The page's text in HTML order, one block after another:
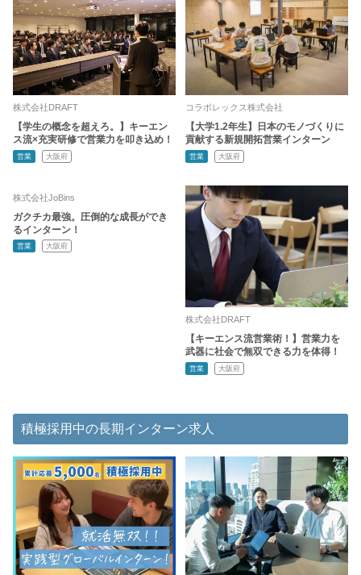
株式会社DRAFT
【学生の概念を超えろ。】キーエン
ス流×充実研修で営業力を叩き込め！
営業 大阪府
コラボレックス株式会社
【大学1.2年生】日本のモノづくりに
貢献する新規開拓営業インターン
営業 大阪府
株式会社JoBins
ガクチカ最強。圧倒的な成長ができ
るインターン！
営業 大阪府
株式会社DRAFT
【キーエンス流営業術！】営業力を
武器に社会で無双できる力を体得！
営業 大阪府
積極採用中の長期インターン求人